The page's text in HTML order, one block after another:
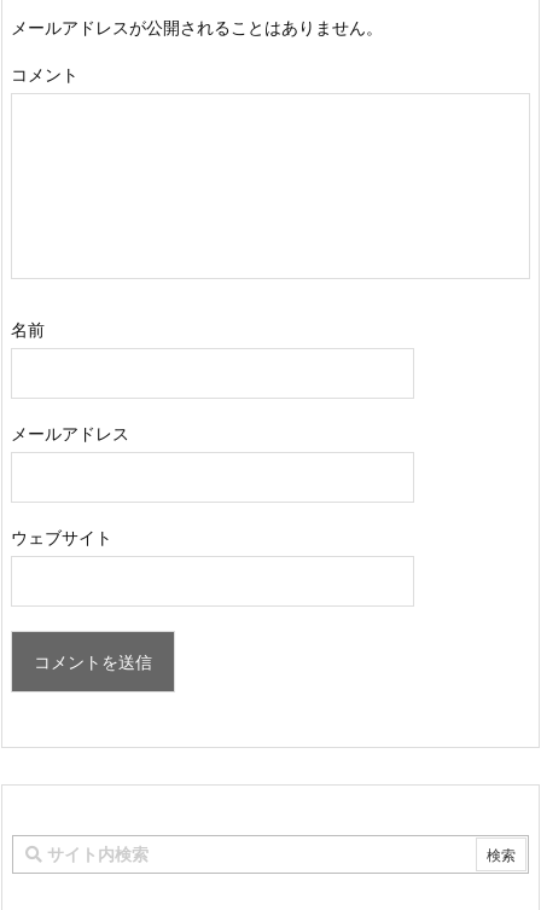
メールアドレスが公開されることはありません。
コメント
名前
メールアドレス
ウェブサイト